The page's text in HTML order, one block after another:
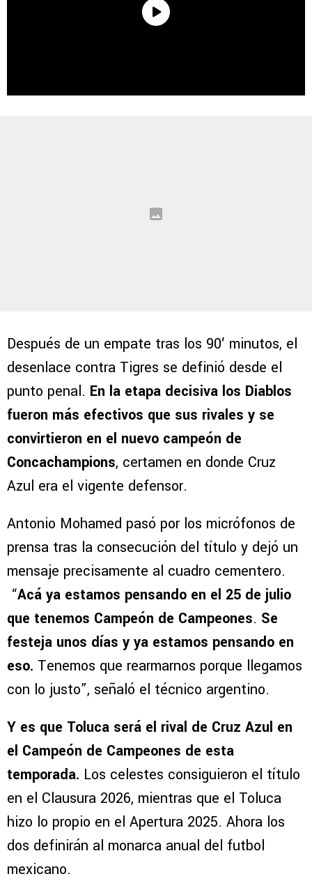
Después de un empate tras los 90′ minutos, el
desenlace contra Tigres se definió desde el
punto penal. En la etapa decisiva los Diablos
fueron más efectivos que sus rivales y se
convirtieron en el nuevo campeón de
Concachampions, certamen en donde Cruz
Azul era el vigente defensor.
Antonio Mohamed pasó por los micrófonos de
prensa tras la consecución del título y dejó un
mensaje precisamente al cuadro cementero.
“Acá ya estamos pensando en el 25 de julio
que tenemos Campeón de Campeones. Se
festeja unos días y ya estamos pensando en
eso. Tenemos que rearmarnos porque llegamos
con lo justo”, señaló el técnico argentino.
Y es que Toluca será el rival de Cruz Azul en
el Campeón de Campeones de esta
temporada. Los celestes consiguieron el título
en el Clausura 2026, mientras que el Toluca
hizo lo propio en el Apertura 2025. Ahora los
dos definirán al monarca anual del futbol
mexicano.